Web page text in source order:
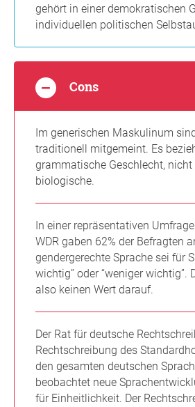
gehört in einer demokratischen
individuellen politischen
Cons
Im generischen Maskulinum
traditionell mitgemeint. Es
grammatische Geschlecht,
biologische.
In einer repräsentativen
WDR gaben 62% der Befragten
gendergerechte Sprache sei für
wichtig” oder “weniger wichtig”.
also keinen Wert darauf.
Der Rat für deutsche
Rechtschreibung des
den gesamten deutschen
beobachtet neue
für Einheitlichkeit. Der